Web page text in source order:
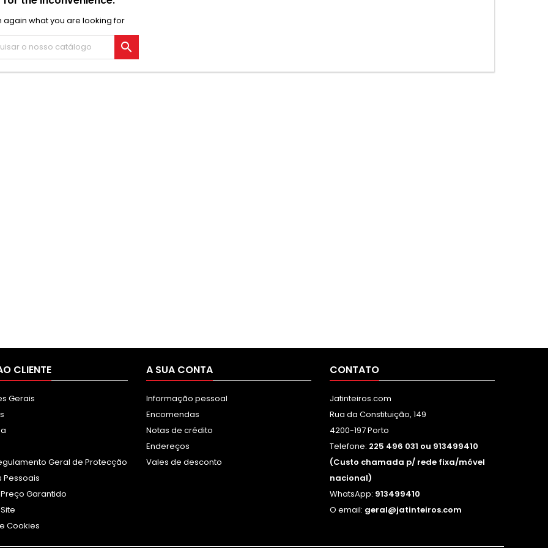
again what you are looking for

CLIENTE
Gerais
Geral de Protecção
Pessoais
Garantido
Cookies
A SUA CONTA
Informação pessoal
Encomendas
Notas de crédito
Endereços
Vales de desconto
CONTATO
Jatinteiros.com
Rua da Constituição, 149
4200-197 Porto
Telefone: 225 496 031 ou 913499410
(Custo chamada p/ rede fixa/móvel
nacional)
WhatsApp: 913499410
O email: geral@jatinteiros.com